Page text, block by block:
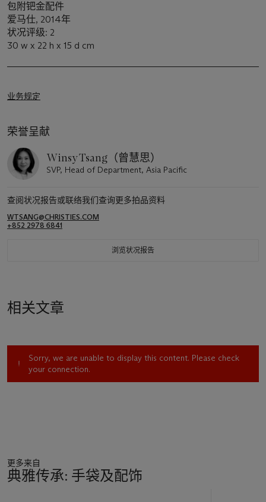
包附钯金配件
爱马仕, 2014年
状况评级: 2
30 w x 22 h x 15 d cm
业务规定
荣誉呈献
Winsy Tsang（曾慧思）
SVP, Head of Department, Asia Pacific
查阅状况报告或联络我们查询更多拍品资料
WTSANG@CHRISTIES.COM
+852 2978 6841
浏览状况报告
相关文章
Sorry, we are unable to display this content. Please check
your connection.
更多来自
典雅传承: 手袋及配饰